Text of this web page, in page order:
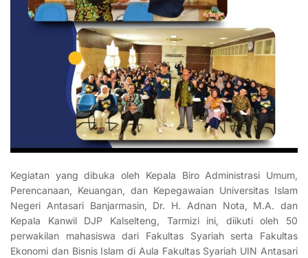
Kegiatan yang dibuka oleh Kepala Biro Administrasi Umum,
Perencanaan, Keuangan, dan Kepegawaian Universitas Islam
Negeri Antasari Banjarmasin, Dr. H. Adnan Nota, M.A. dan
Kepala Kanwil DJP Kalselteng, Tarmizi ini, diikuti oleh 50
perwakilan mahasiswa dari Fakultas Syariah serta Fakultas
Ekonomi dan Bisnis Islam di Aula Fakultas Syariah UIN Antasari